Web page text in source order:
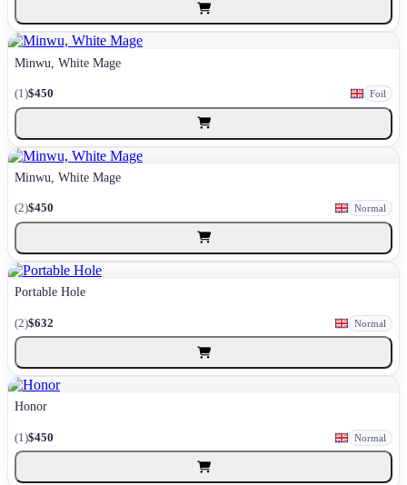
Minwu, White Mage
(1)$450 Foil
Minwu, White Mage
(2)$450 Normal
Portable Hole
(2)$632 Normal
Honor
(1)$450 Normal